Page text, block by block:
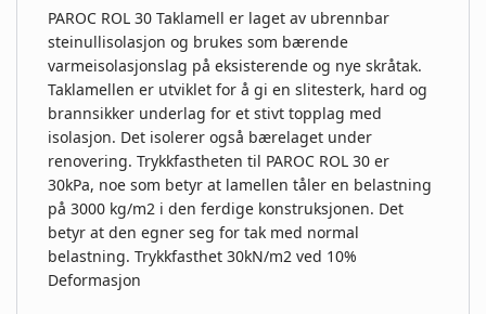
PAROC ROL 30 Taklamell er laget av ubrennbar
steinullisolasjon og brukes som bærende
varmeisolasjonslag på eksisterende og nye skråtak.
Taklamellen er utviklet for å gi en slitesterk, hard og
brannsikker underlag for et stivt topplag med
isolasjon. Det isolerer også bærelaget under
renovering. Trykkfastheten til PAROC ROL 30 er
30kPa, noe som betyr at lamellen tåler en belastning
på 3000 kg/m2 i den ferdige konstruksjonen. Det
betyr at den egner seg for tak med normal
belastning. Trykkfasthet 30kN/m2 ved 10%
Deformasjon